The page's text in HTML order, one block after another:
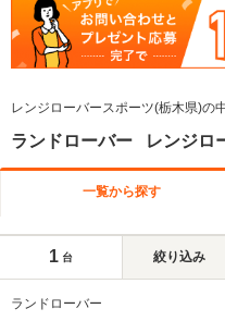
レンジローバースポーツ(栃木県)の
一覧から探す
1 台 絞り込み
ランドローバー